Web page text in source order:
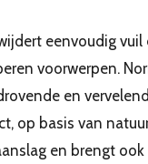
eenvoudig
voorwerpen.
en
op basis van
en brengt